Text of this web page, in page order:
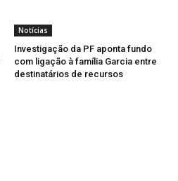
Notícias
Investigação da PF aponta fundo
com ligação à família Garcia entre
destinatários de recursos